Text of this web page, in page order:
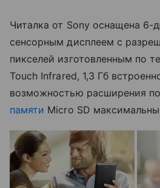
Читалка от Sony оснащена
сенсорным дисплеем с
пикселей изготовленным по
Touch Infrared, 1,3 Гб
возможностью расширения
памяти Micro SD